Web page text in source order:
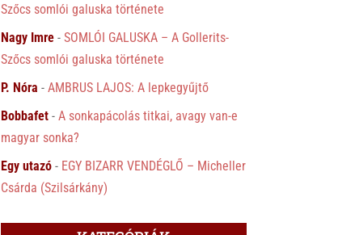
Szőcs somlói galuska története
Nagy Imre -SOMLÓI GALUSKA – A Gollerits-
Szőcs somlói galuska története
P. Nóra -AMBRUS LAJOS: A lepkegyűjtő
Bobbafet -A sonkapácolás titkai, avagy van-e
magyar sonka?
Egy utazó - EGY BIZARR VENDÉGLŐ – Micheller
Csárda (Szilsárkány)